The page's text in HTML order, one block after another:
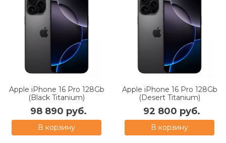
Apple iPhone 16 Pro 128Gb
(Black Titanium)
98 890 руб.
В корзину
Apple iPhone 16 Pro 128Gb
(Desert Titanium)
92 800 руб.
В корзину